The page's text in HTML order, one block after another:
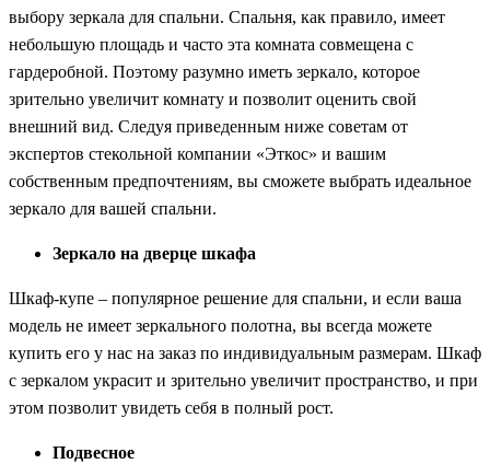
выбору зеркала для спальни. Спальня, как правило, имеет
небольшую площадь и часто эта комната совмещена с
гардеробной. Поэтому разумно иметь зеркало, которое
зрительно увеличит комнату и позволит оценить свой
внешний вид. Следуя приведенным ниже советам от
экспертов стекольной компании «Эткос» и вашим
собственным предпочтениям, вы сможете выбрать идеальное
зеркало для вашей спальни.
Зеркало на дверце шкафа
Шкаф-купе – популярное решение для спальни, и если ваша
модель не имеет зеркального полотна, вы всегда можете
купить его у нас на заказ по индивидуальным размерам. Шкаф
с зеркалом украсит и зрительно увеличит пространство, и при
этом позволит увидеть себя в полный рост.
Подвесное